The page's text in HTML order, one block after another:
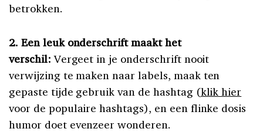
betrokken.
2. Een leuk onderschrift maakt het
verschil: Vergeet in je onderschrift nooit
verwijzing te maken naar labels, maak ten
gepaste tijde gebruik van de hashtag (klik hier
voor de populaire hashtags), en een flinke dosis
humor doet evenzeer wonderen.